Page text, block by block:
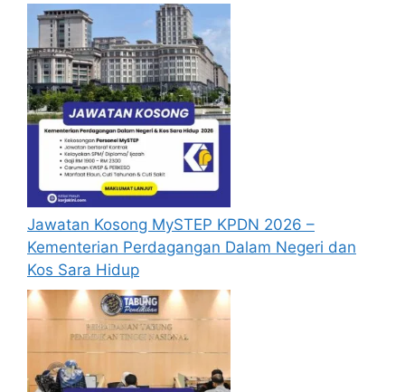
Jawatan Kosong MySTEP KPDN 2026 –
Kementerian Perdagangan Dalam Negeri dan
Kos Sara Hidup